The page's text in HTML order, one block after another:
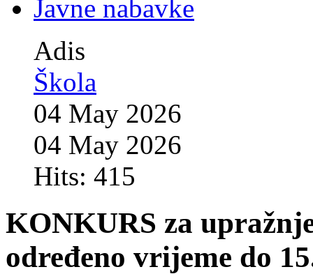
Javne nabavke
Adis
Škola
04 May 2026
04 May 2026
Hits: 415
KONKURS za
određeno vrijeme do